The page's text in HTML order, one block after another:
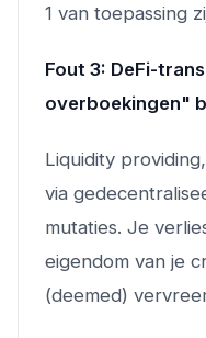
1 van toepassing
Fout 3: DeFi-
overboekingen"
Liquidity
via
mutaties. Je
eigendom van je
(deemed)